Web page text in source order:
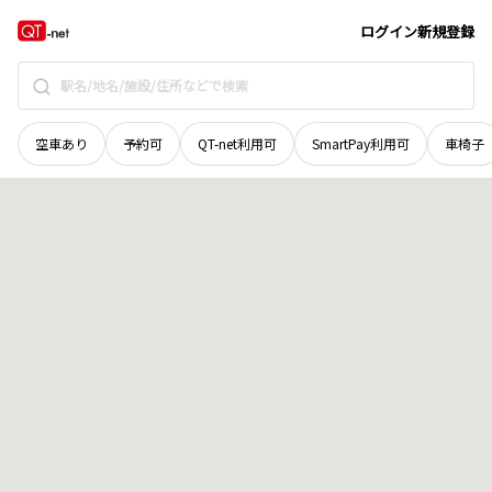
ログイン新規登録
空車あり 予約可 QT-net利用可 SmartPay利用可 車椅子
群馬県